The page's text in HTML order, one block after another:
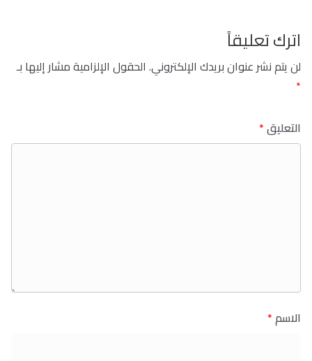
اترك تعليقاً
لن يتم نشر عنوان بريدك الإلكتروني. الحقول الإلزامية مشار إليها بـ
*
التعليق*
الاسم*